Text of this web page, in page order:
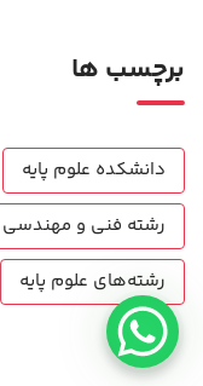
برچسب ها
دانشکده علوم پایه
رشته فنی و مهندسی
رشته‌های علوم پایه